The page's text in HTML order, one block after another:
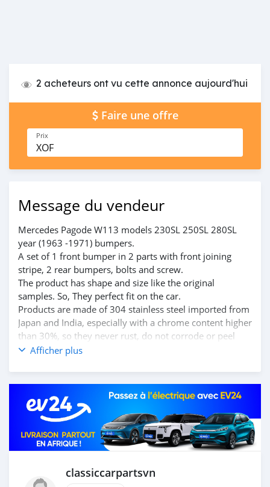
2 acheteurs ont vu cette annonce aujourd'hui
Faire une offre
Prix
XOF
Message du vendeur
Mercedes Pagode W113 models 230SL 250SL 280SL
year (1963 -1971) bumpers.
A set of 1 front bumper in 2 parts with front joining
stripe, 2 rear bumpers, bolts and screw.
The product has shape and size like the original
samples. So, They perfect fit on the car.
Products are made of 304 stainless steel imported from
Japan and India, especially with a chrome content higher
than 30%, so they never rust, do not corrode or peel
over time.
This is the perfect replacement.
classiccarpartsvn.com/product/mercedes-pagode-
w113-1963-1971-bumpers/
If you need all parts for any classic car, please contact
me.
Email: info@classiccarpartsvn.com
Fanpage: facebook.com/profile.php?
Afficher plus
classiccarpartsvn